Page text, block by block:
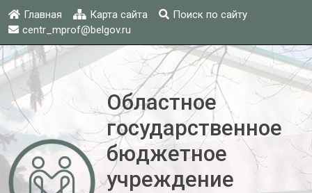
Главная Карта сайта
Поиск по сайту
centr_mprof@belgov.ru
Областное
государственное
бюджетное
учреждение